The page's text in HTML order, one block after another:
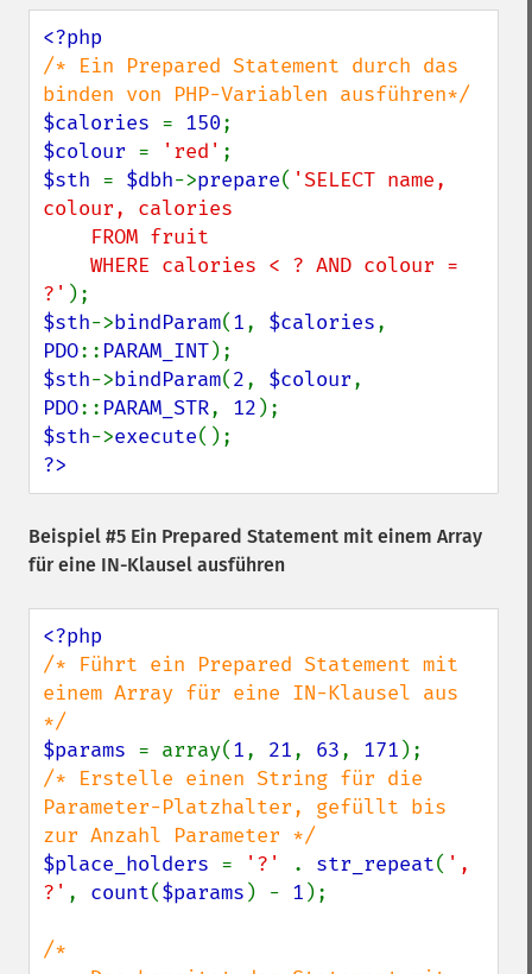
/* Ein Prepared Statement durch das
$calories = 150
$colour = 'red'
$sth = $dbh->prepare( 'SELECT name,
colour, calories
?'
$sth->bindParam(1, $calories
PDO:: PARAM_INT
$sth->bindParam(2, $colour
PDO:: PARAM_STR, 12
$sth->execute
?>
Beispiel #5 Ein Prepared Statement mit einem Array
für eine IN-Klausel ausführen
/* Führt ein Prepared Statement mit
einem Array für eine IN-Klausel aus
$params = array(1, 21, 63, 171
/* Erstelle einen String für die
Parameter-Platzhalter, gefüllt bis
$place_holders = '?' . str_repeat( ',
?' , count($params ) - 1 );
/*